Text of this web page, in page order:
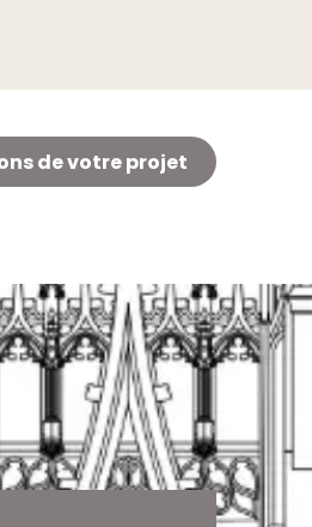
de votre projet